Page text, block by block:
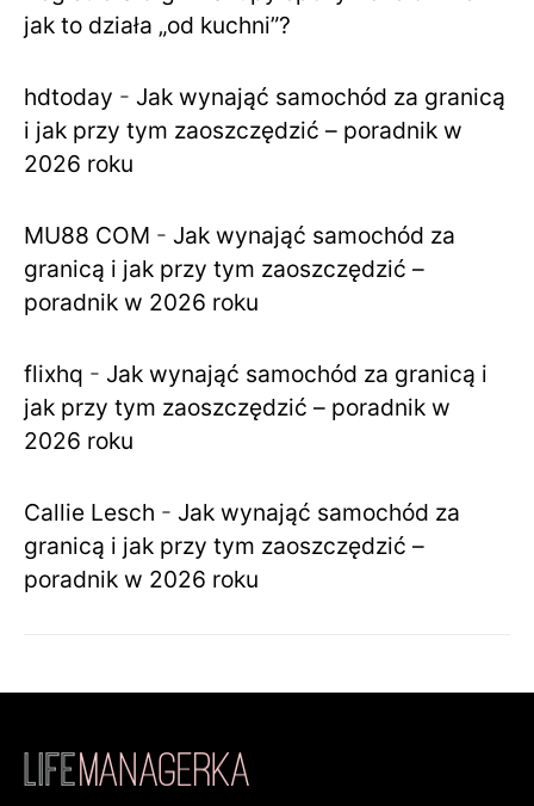
jak to działa „od kuchni”?
hdtoday - Jak wynająć samochód za granicą
i jak przy tym zaoszczędzić – poradnik w
2026 roku
MU88 COM - Jak wynająć samochód za
granicą i jak przy tym zaoszczędzić –
poradnik w 2026 roku
flixhq - Jak wynająć samochód za granicą i
jak przy tym zaoszczędzić – poradnik w
2026 roku
Callie Lesch - Jak wynająć samochód za
granicą i jak przy tym zaoszczędzić –
poradnik w 2026 roku